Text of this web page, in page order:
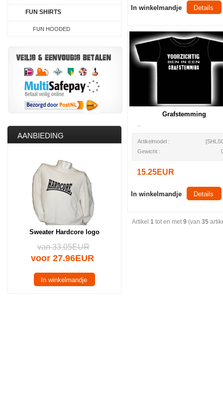
In winkelmandje Details
Grafstemming
Artikelmodel :
Gewicht :
15.25EUR
In winkelmandje Details
Artikel 1 tot en met9 (van 35
FUN SHIRTS
FUN HOODED
AANBIEDING
Sweater Hardcore logo
van 33.05EUR
voor 27.96EUR
In winkelmandje